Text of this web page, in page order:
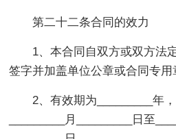
第二十二条合同的效力
1、本合同自双方或双方法
签字并加盖单位公章或合同专用
2、有效期为_________年
_________月_________日至